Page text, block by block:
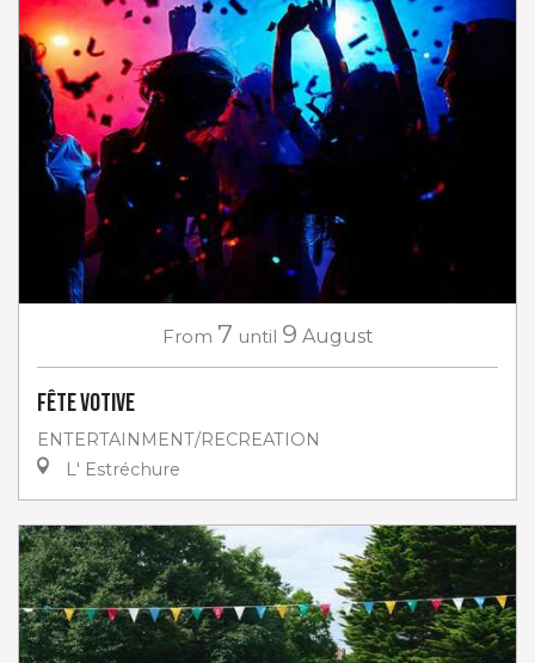
From 7 until 9 August
Fête votive
ENTERTAINMENT/RECREATION
L' Estréchure